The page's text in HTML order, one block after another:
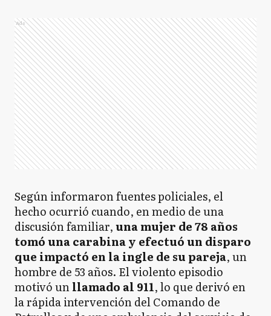
Ads
Según informaron fuentes policiales, el
hecho ocurrió cuando, en medio de una
discusión familiar,una mujer de 78 años
tomó una carabina y efectuó un disparo
que impactó en la ingle de su pareja, un
hombre de 53 años. El violento episodio
motivó unllamado al 911, lo que derivó en
la rápida intervención del Comando de